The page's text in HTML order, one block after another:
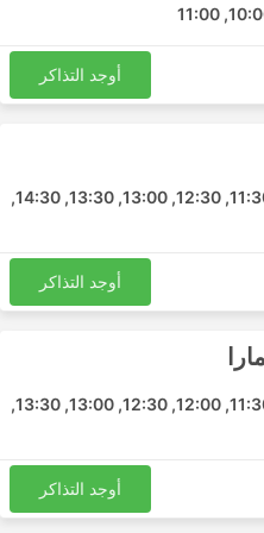
تقوم حافلات Sambridha Sajha Yatayat بنشر عدد من
بالحافلات هو أنه يمكنك
لمتطلباتك الخاصة المتعلقة
وأنواع الحافلات المختلفة
عادة ما يتم تقديم أرخص
أوجد التذاكر
06:30, 07:30, 08:30, 09:30, 11:30, 12:30, 13:00, 13:30, 14:30,
أوجد التذاكر
06:30, 07:30, 08:30, 09:30, 11:30, 12:00, 12:30, 13:00, 13:30,
أوجد التذاكر